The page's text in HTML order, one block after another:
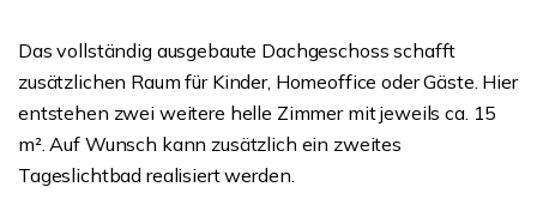
Das vollständig ausgebaute Dachgeschoss schafft
zusätzlichen Raum für Kinder, Homeoffice oder Gäste. Hier
entstehen zwei weitere helle Zimmer mit jeweils ca. 15
m². Auf Wunsch kann zusätzlich ein zweites
Tageslichtbad realisiert werden.